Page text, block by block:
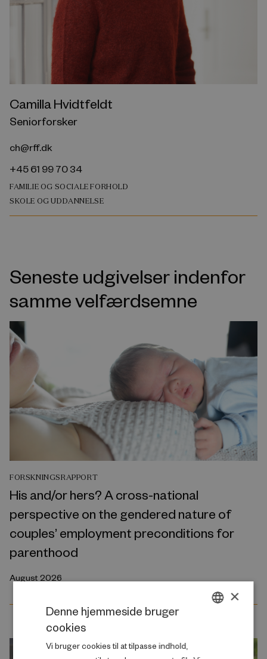
Camilla Hvidtfeldt
Seniorforsker
ch@rff.dk
+45 61 99 70 34
FAMILIE OG SOCIALE FORHOLD
SKOLE OG UDDANNELSE
Seneste udgivelser indenfor
samme velfærdsemne
FORSKNINGSRAPPORT
His and/or hers? A cross-national
perspective on the gendered nature of
couples’ employment preconditions for
parenthood
August 2026
×
Denne hjemmeside bruger
cookies
Vi bruger cookies til at tilpasse indhold,